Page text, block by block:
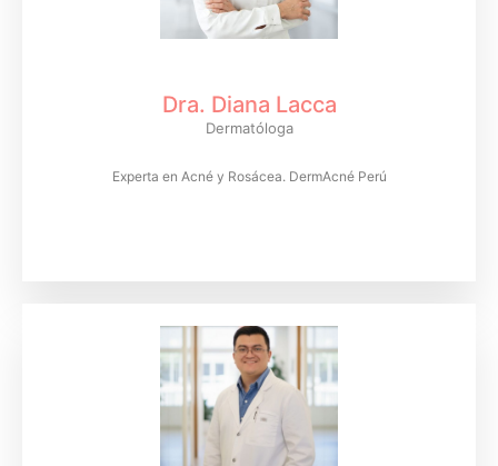
Dra. Diana Lacca
Dermatóloga
Experta en Acné y Rosácea. DermAcné Perú